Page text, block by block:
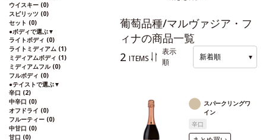
ウイスキー (0)
スピリッツ (0)
セット (0)
●ボディで選ぶ▼
ライトボディ (0)
ライトミディアム (1)
ミディアムボディ (1)
ミディアムフル (0)
フルボディ (0)
●テイストで選ぶ▼
辛口 (2)
中辛口 (0)
オフドライ (0)
フルーティー (0)
中甘口 (0)
甘口 (0)
葡萄品種/マルヴァジア・フ
ィナの商品一覧
2 ITEMS
表示
順
新着順 ▼
スパークリングワ
イン
辛口